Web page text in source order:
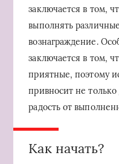
заключается в том,
выполнять
вознаграждение.
заключается в том,
приятные, поэтому
привносит не
радость от
Как начать?